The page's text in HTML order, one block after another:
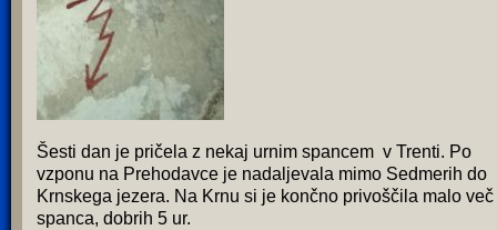
Šesti dan je pričela z nekaj urnim spancem v Trenti. Po
vzponu na Prehodavce je nadaljevala mimo Sedmerih do
Krnskega jezera. Na Krnu si je končno privoščila malo več
spanca, dobrih 5 ur.